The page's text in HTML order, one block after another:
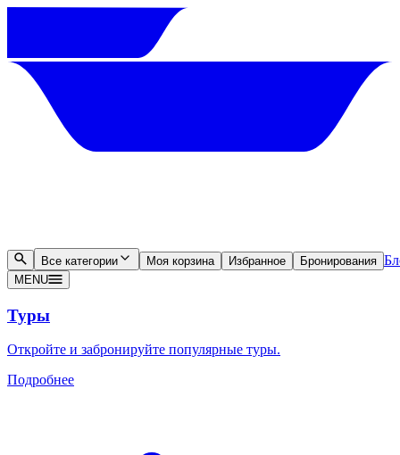
Все категории Моя корзина Избранное Бронирования
MENU
Туры
Откройте и забронируйте популярные туры.
Подробнее